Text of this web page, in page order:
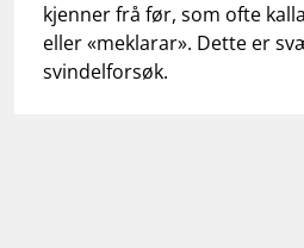
kjenner frå før, som ofte
eller «meklarar». Dette er
svindelforsøk.